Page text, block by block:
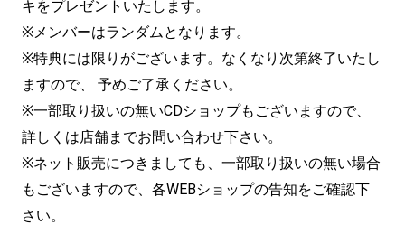
キをプレゼントいたします。
※メンバーはランダムとなります。
※特典には限りがございます。なくなり次第終了いたし
ますので、 予めご了承ください。
※一部取り扱いの無いCDショップもございますので、
詳しくは店舗までお問い合わせ下さい。
※ネット販売につきましても、一部取り扱いの無い場合
もございますので、各WEBショップの告知をご確認下
さい。